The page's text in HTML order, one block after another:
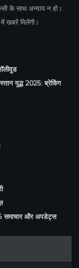
के साथ अन्याय न हो।
खबरें मिलेंगी।
युद्ध 2025: ब्रेकिंग
समाचार और अपडेट्स